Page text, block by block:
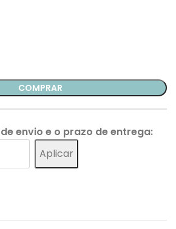
COMPRAR
envio e o prazo de entrega:
Aplicar